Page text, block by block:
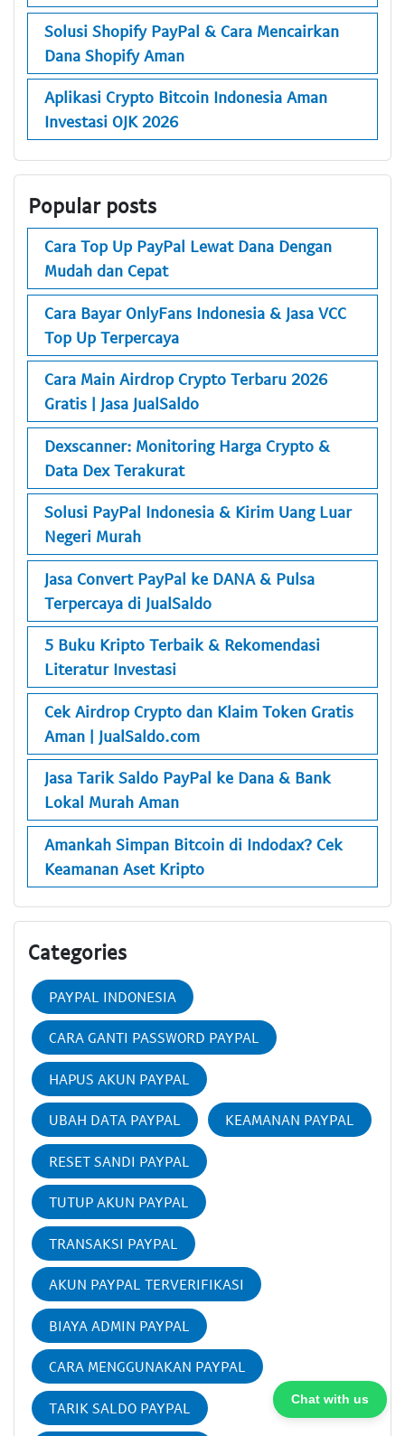
Solusi Shopify PayPal & Cara Mencairkan
Dana Shopify Aman
Aplikasi Crypto Bitcoin Indonesia Aman
Investasi OJK 2026
Popular posts
Cara Top Up PayPal Lewat Dana Dengan
Mudah dan Cepat
Cara Bayar OnlyFans Indonesia & Jasa VCC
Top Up Terpercaya
Cara Main Airdrop Crypto Terbaru 2026
Gratis | Jasa JualSaldo
Dexscanner: Monitoring Harga Crypto &
Data Dex Terakurat
Solusi PayPal Indonesia & Kirim Uang Luar
Negeri Murah
Jasa Convert PayPal ke DANA & Pulsa
Terpercaya di JualSaldo
5 Buku Kripto Terbaik & Rekomendasi
Literatur Investasi
Cek Airdrop Crypto dan Klaim Token Gratis
Aman | JualSaldo.com
Jasa Tarik Saldo PayPal ke Dana & Bank
Lokal Murah Aman
Amankah Simpan Bitcoin di Indodax? Cek
Keamanan Aset Kripto
Categories
PAYPAL INDONESIA
CARA GANTI PASSWORD PAYPAL
HAPUS AKUN PAYPAL
UBAH DATA PAYPAL KEAMANAN PAYPAL
RESET SANDI PAYPAL
TUTUP AKUN PAYPAL
TRANSAKSI PAYPAL
AKUN PAYPAL TERVERIFIKASI
BIAYA ADMIN PAYPAL
CARA MENGGUNAKAN PAYPAL
TARIK SALDO PAYPAL Chat with us